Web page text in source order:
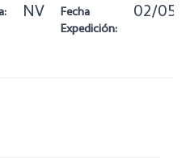
NV
Fecha
Expedición:
02/05/